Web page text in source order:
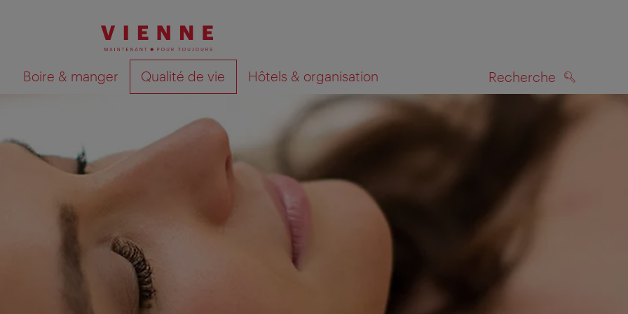
Boire & manger Qualité de vie Hôtels & organisation Recherche
Afficher les résultats de la recherche sur la carte RECHERCHE